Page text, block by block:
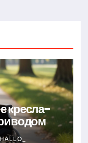
кресла-